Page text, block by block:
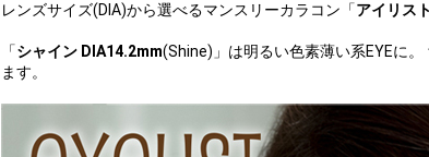
レンズサイズ(DIA)から選べるマンスリーカラコン「アイリスト
「シャイン DIA14.2mm(Shine)」は明るい色素薄い系EYEに
ます。